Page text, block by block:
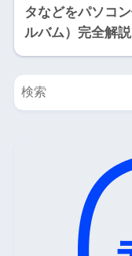
タなどをパソコ
ルバム）完全解説